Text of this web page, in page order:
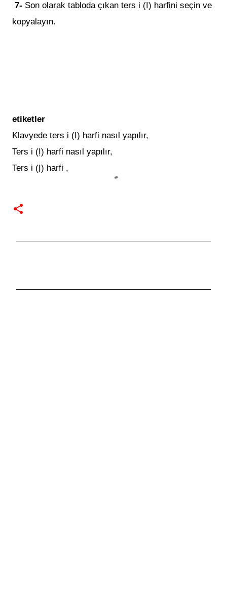
7- Son olarak tabloda çıkan ters i (Ị) harfini seçin ve
kopyalayın.
etiketler
Klavyede ters i (Ị) harfi nasıl yapılır,
Ters i (Ị) harfi nasıl yapılır,
Ters i (Ị) harfi ,